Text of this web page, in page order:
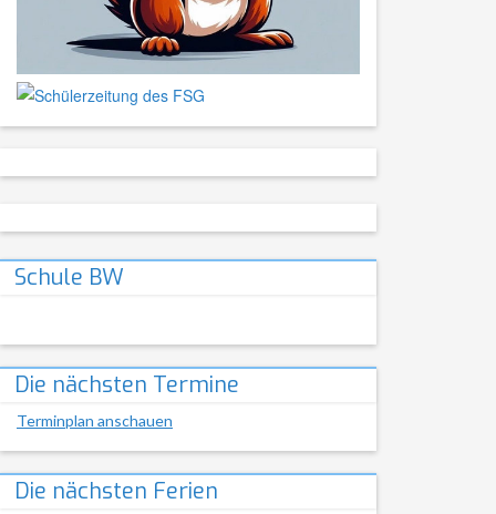
Schule BW
Die nächsten Termine
Terminplan anschauen
Die nächsten Ferien